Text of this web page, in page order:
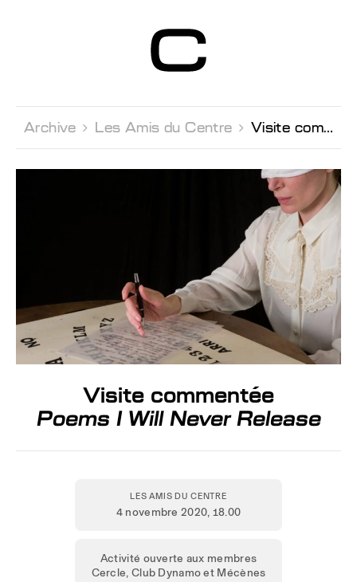
Contemporain
Genève
Archive  Les Amis du Centre  Visite commentée
Visite commentée
Poems I Will Never Release
LES AMIS DU CENTRE
4 novembre 2020, 18.00
Activité ouverte aux membres
Cercle, Club Dynamo et Mécènes